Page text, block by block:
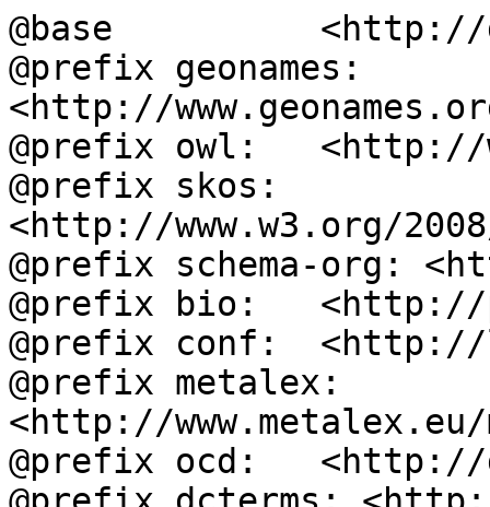
@base          <http://
@prefix geonames:
<http://
@prefix owl:   <http://
@prefix skos:
<http://www.w3.org/
@prefix schema-org:
@prefix bio:
@prefix conf:  <http://
@prefix metalex:
<http://
@prefix ocd: